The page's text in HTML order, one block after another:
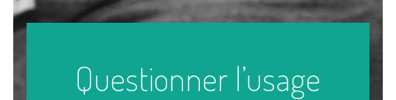
Questionner l’usage